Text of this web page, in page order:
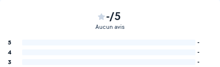
-/5
Aucun avis
5
-
4
-
3
-